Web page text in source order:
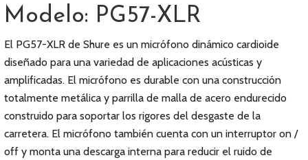
Modelo: PG57-XLR
El PG57-XLR de Shure es un micrófono dinámico cardioide
diseñado para una variedad de aplicaciones acústicas y
amplificadas. El micrófono es durable con una construcción
totalmente metálica y parrilla de malla de acero endurecido
construido para soportar los rigores del desgaste de la
carretera. El micrófono también cuenta con un interruptor on /
off y monta una descarga interna para reducir el ruido de